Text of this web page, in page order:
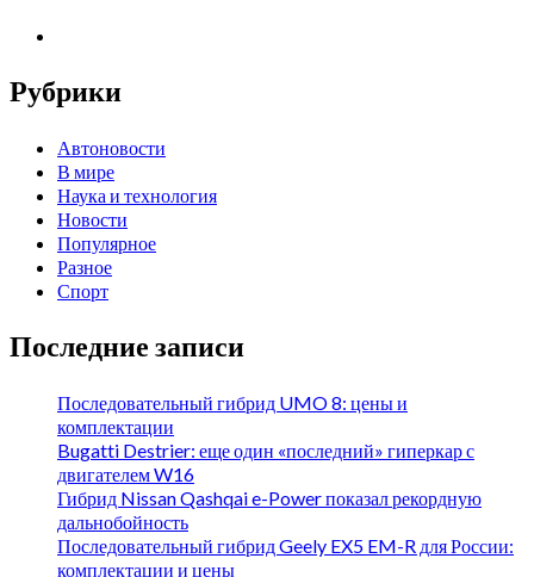
Рубрики
Автоновости
В мире
Наука и технология
Новости
Популярное
Разное
Спорт
Последние записи
Последовательный гибрид UMO 8: цены и
комплектации
Bugatti Destrier: еще один «последний» гиперкар с
двигателем W16
Гибрид Nissan Qashqai e-Power показал рекордную
дальнобойность
Последовательный гибрид Geely EX5 EM-R для России:
комплектации и цены